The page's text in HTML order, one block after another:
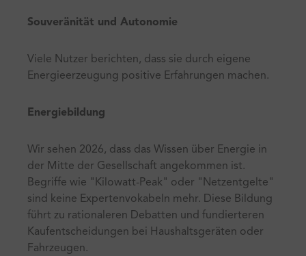
Souveränität und Autonomie
Viele Nutzer berichten, dass sie durch eigene
Energieerzeugung positive Erfahrungen machen.
Energiebildung
Wir sehen 2026, dass das Wissen über Energie in
der Mitte der Gesellschaft angekommen ist.
Begriffe wie "Kilowatt-Peak" oder "Netzentgelte"
sind keine Expertenvokabeln mehr. Diese Bildung
führt zu rationaleren Debatten und fundierteren
Kaufentscheidungen bei Haushaltsgeräten oder
Fahrzeugen.